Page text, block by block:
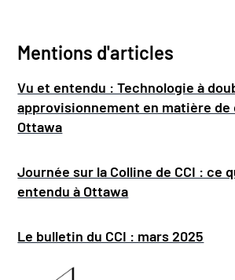
Mentions d'articles
Vu et entendu : Technologie à
approvisionnement en matière de
Ottawa
Journée sur la Colline de CCI : ce
entendu à Ottawa
Le bulletin du CCI : mars 2025